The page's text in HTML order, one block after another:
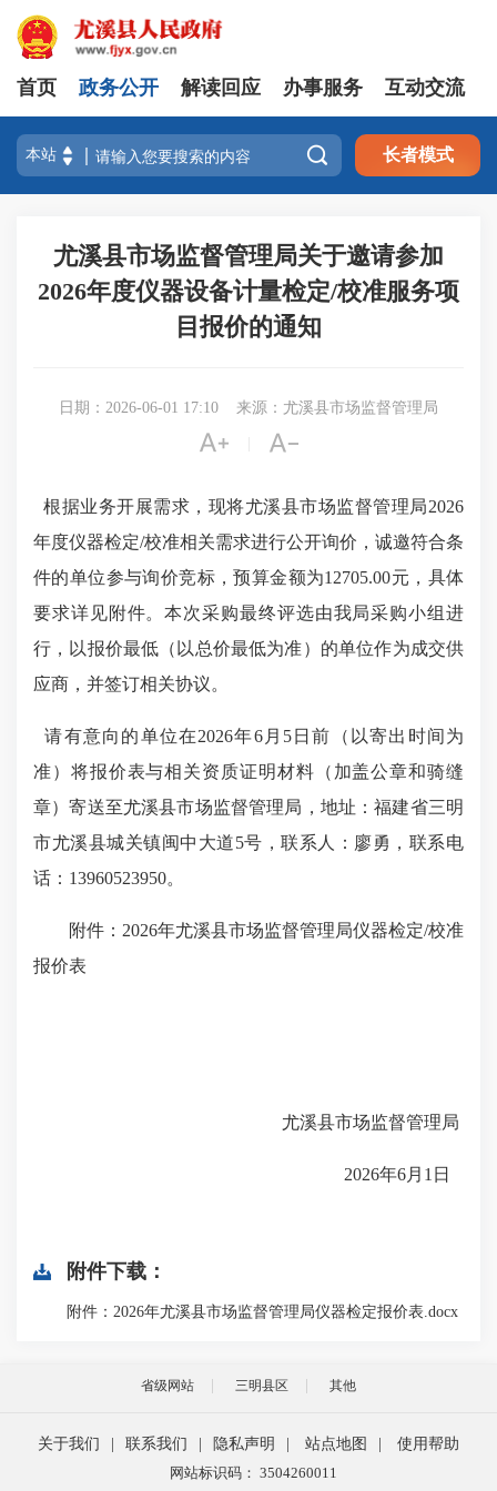
首页 政务公开 解读回应 办事服务 互动交流
 长者模式
尤溪县市场监督管理局关于邀请参加
2026年度仪器设备计量检定/校准服务项
目报价的通知
日期：2026-06-01 17:10 来源：尤溪县市场监督管理局
 
根据业务开展需求 ， 现将尤溪县市场监督管理局2026
年度仪器检定/校准相关需求进行公开询价 ， 诚邀符合条
件的单位参与询价竞标，预算金额为12705.00元， 具体
要求详见附件。本次采购最终评选由我局采购小组进
行， 以报价最低（以总价最低为准）的单位作为成交供
应商，并签订相关协议。
请有意向的单位在2026年6月5日前（以寄出时间为
准）将报价表与相关资质证明材料（加盖公章和骑缝
章）寄送至尤溪县市场监督管理局，地址：福建省三明
市尤溪县城关镇闽中大道5号，联系人：廖勇，联系电
话：13960523950。
附件： 2026年尤溪县市场监督管理局仪器检定/校准
报价表
尤溪县市场监督管理局
2026年6月1日
附件下载：
附件：2026年尤溪县市场监督管理局仪器检定报价表.docx
省级网站 三明县区 其他
关于我们 联系我们 隐私声明 站点地图
使用帮助
网站标识码： 3504260011